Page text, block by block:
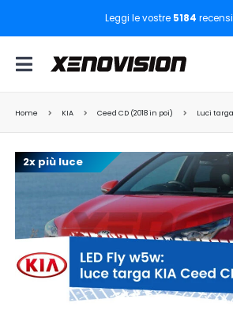
Leggi le vostre 5184
Home KIA Ceed CD (2018 in poi) Luci targa
2x più luce